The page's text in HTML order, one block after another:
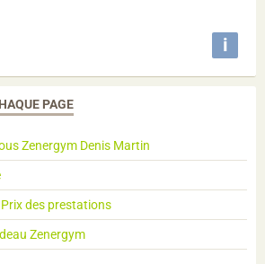
i
PAGE
Zenergym Denis Martin
des prestations
Zenergym